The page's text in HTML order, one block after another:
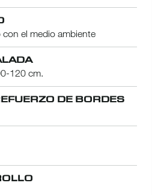
el medio ambiente
120 cm.
DE BORDES